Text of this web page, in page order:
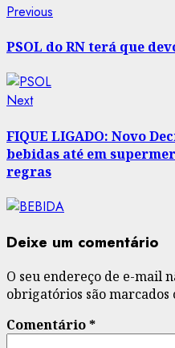
Post
navigation
Previous
PSOL do RN terá que
NextNext
FIQUE LIGADO: Novo
bebidas até em
regras
Deixe um comentário
O seu endereço de e-mail
obrigatórios são marcados
Comentário*